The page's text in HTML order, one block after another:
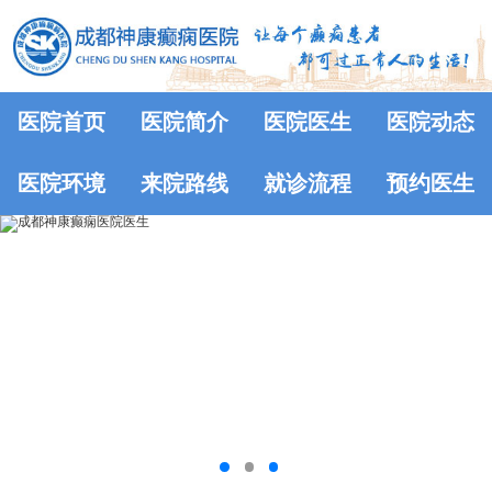
医院首页 医院简介 医院医生 医院动态
医院环境 来院路线 就诊流程 预约医生